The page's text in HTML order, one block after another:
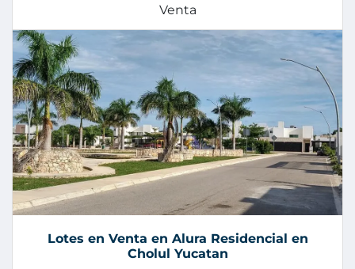
Venta
Lotes en Venta en Alura Residencial en
Cholul Yucatan